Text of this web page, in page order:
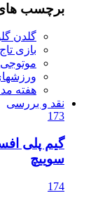
برچسب های
گلدن
بازی
موتوجی پی
هفته
نقد و بررسی
173
گیم پلی
سوییچ
174